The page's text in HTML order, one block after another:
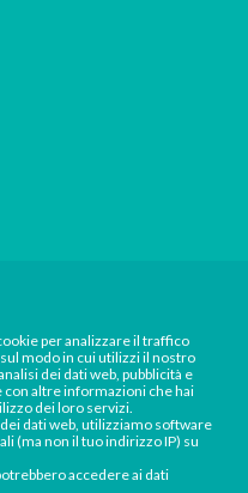
Sabato 15
Saremo invece
per consegne a
in atto
per analizzare il traffico
modo in cui utilizzi il nostro
dei dati web, pubblicità e
con altre informazioni che hai
dei loro servizi.
dati web, utilizziamo software
(ma non il tuo indirizzo IP) su
accedere ai dati